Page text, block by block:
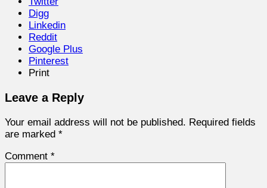
Digg
Linkedin
Reddit
Google Plus
Pinterest
Print
Leave a Reply
Your email address will not be published. Required fields
are marked *
Comment *